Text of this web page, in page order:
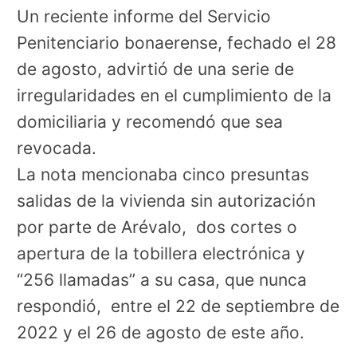
Un reciente informe del Servicio
Penitenciario bonaerense, fechado el 28
de agosto, advirtió de una serie de
irregularidades en el cumplimiento de la
domiciliaria y recomendó que sea
revocada.
La nota mencionaba cinco presuntas
salidas de la vivienda sin autorización
por parte de Arévalo, dos cortes o
apertura de la tobillera electrónica y
“256 llamadas” a su casa, que nunca
respondió, entre el 22 de septiembre de
2022 y el 26 de agosto de este año.